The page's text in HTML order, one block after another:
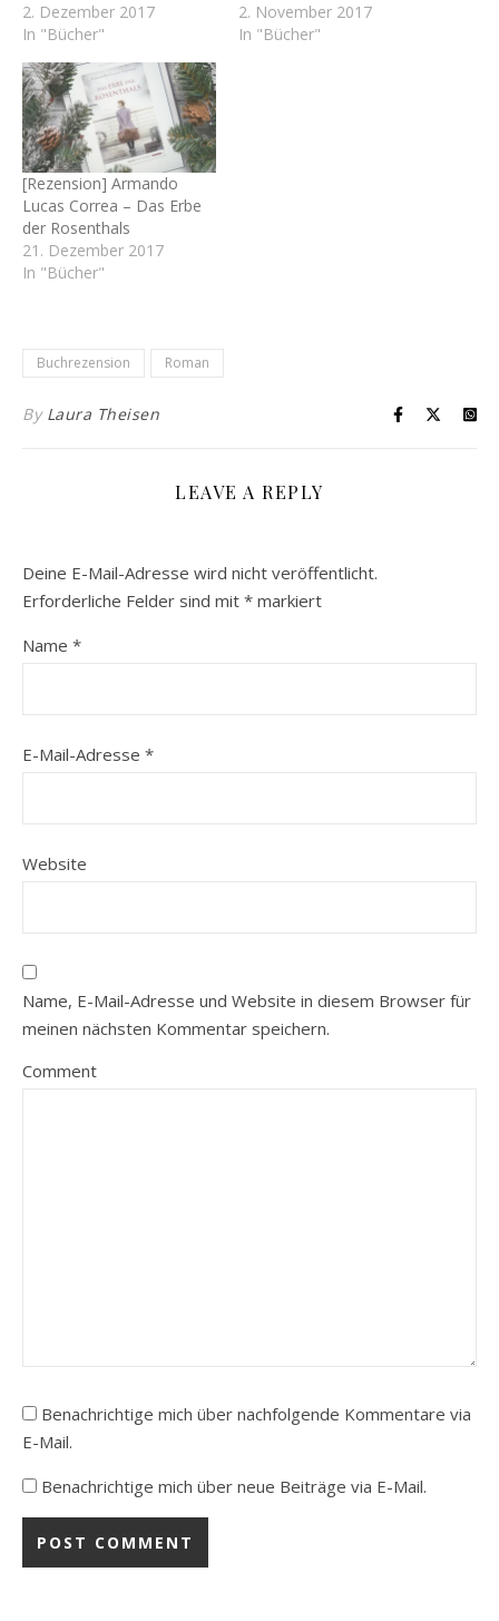
2. Dezember 2017
In "Bücher"
2. November 2017
In "Bücher"
[Rezension] Armando
Lucas Correa – Das Erbe
der Rosenthals
21. Dezember 2017
In "Bücher"
Buchrezension Roman
By Laura Theisen
LEAVE A REPLY
Deine E-Mail-Adresse wird nicht veröffentlicht.
Erforderliche Felder sind mit * markiert
Name *
E-Mail-Adresse *
Website
Name, E-Mail-Adresse und Website in diesem Browser für
meinen nächsten Kommentar speichern.
Comment
Benachrichtige mich über nachfolgende Kommentare via
E-Mail.
Benachrichtige mich über neue Beiträge via E-Mail.